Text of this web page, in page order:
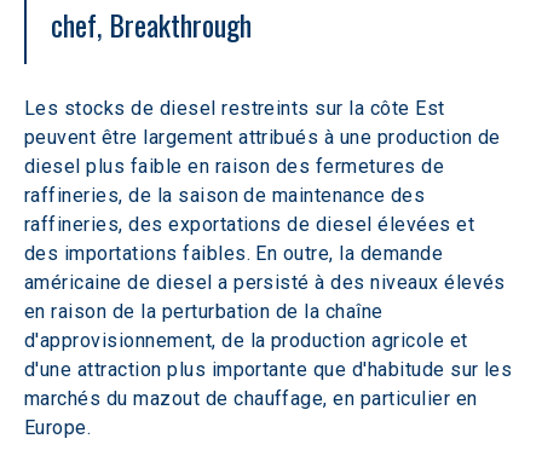
chef, Breakthrough
Les stocks de diesel restreints sur la côte Est
peuvent être largement attribués à une production de
diesel plus faible en raison des fermetures de
raffineries, de la saison de maintenance des
raffineries, des exportations de diesel élevées et
des importations faibles. En outre, la demande
américaine de diesel a persisté à des niveaux élevés
en raison de la perturbation de la chaîne
d'approvisionnement, de la production agricole et
d'une attraction plus importante que d'habitude sur les
marchés du mazout de chauffage, en particulier en
Europe.